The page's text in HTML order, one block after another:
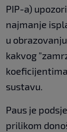
PIP-a)
najmanje
u
kakvog
sustavu.
Paus je
prilikom